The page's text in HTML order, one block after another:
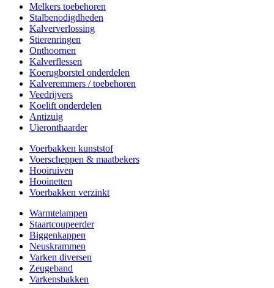
Melkers toebehoren
Stalbenodigdheden
Kalververlossing
Stierenringen
Onthoornen
Kalverflessen
Koerugborstel onderdelen
Kalveremmers / toebehoren
Veedrijvers
Koelift onderdelen
Antizuig
Uieronthaarder
Voerbakken kunststof
Voerscheppen & maatbekers
Hooiruiven
Hooinetten
Voerbakken verzinkt
Warmtelampen
Staartcoupeerder
Biggenkappen
Neuskrammen
Varken diversen
Zeugeband
Varkensbakken